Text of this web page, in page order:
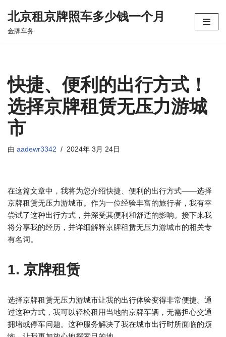
跳
北京租京牌照车多少钱一个月
金牌车务
快捷、便利的出行方式！
选择京牌租赁无压力游城
市
由 aadewr3342 2024年 3月 24日
在这篇文章中，我将为您介绍快捷、便利的出行方式——选择
京牌租赁无压力游城市。作为一位经验丰富的旅行者，我有幸
尝试了这种出行方式，并深受其便利和舒适的影响。接下来我
将分享我的经历，并详细解释京牌租赁无压力游城市的相关专
有名词。
1. 京牌租赁
选择京牌租赁无压力游城市让我的出行体验变得非常便捷。通
过这种方式，我可以轻松租用当地的京牌车辆，无需担心交通
拥堵或停车问题。这种服务解决了我在城市出行时所面临的烦